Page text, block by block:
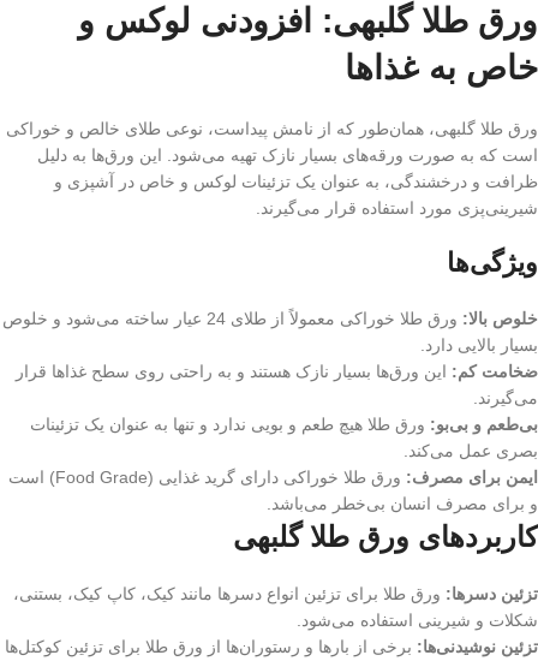
ورق طلا گلبهی: افزودنی لوکس و
خاص به غذاها
ورق طلا گلبهی، همان‌طور که از نامش پیداست، نوعی طلای خالص و خوراکی
است که به صورت ورقه‌های بسیار نازک تهیه می‌شود. این ورق‌ها به دلیل
ظرافت و درخشندگی، به عنوان یک تزئینات لوکس و خاص در آشپزی و
شیرینی‌پزی مورد استفاده قرار می‌گیرند.
ویژگی‌ها
خلوص بالا:
ورق طلا خوراکی معمولاً از طلای 24 عیار ساخته می‌شود و خلوص
بسیار بالایی دارد.
ضخامت کم: این ورق‌ها بسیار نازک هستند و به راحتی روی سطح غذاها قرار
می‌گیرند.
بی‌طعم و بی‌بو: ورق طلا هیچ طعم و بویی ندارد و تنها به عنوان یک تزئینات
بصری عمل می‌کند.
ایمن برای مصرف:
ورق طلا خوراکی دارای گرید غذایی (Food Grade) است
و برای مصرف انسان بی‌خطر می‌باشد.
کاربردهای ورق طلا گلبهی
تزئین دسرها: ورق طلا برای تزئین انواع دسرها مانند کیک، کاپ کیک، بستنی،
شکلات و شیرینی استفاده می‌شود.
تزئین نوشیدنی‌ها: برخی از بارها و رستوران‌ها از ورق طلا برای تزئین کوکتل‌ها